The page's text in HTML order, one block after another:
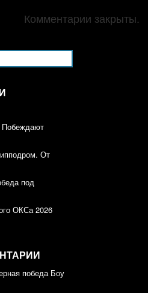
Комментарии закрыты.
Побеждают
От
под
ОКСа 2026
победа Боу